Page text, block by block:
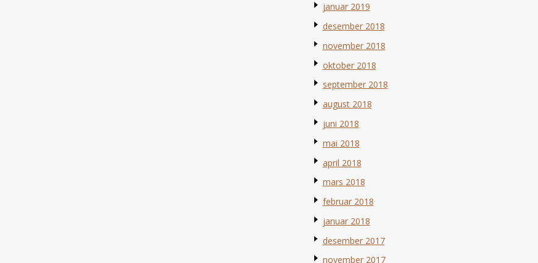
januar 2019
desember 2018
november 2018
oktober 2018
september 2018
august 2018
juni 2018
mai 2018
april 2018
mars 2018
februar 2018
januar 2018
desember 2017
november 2017